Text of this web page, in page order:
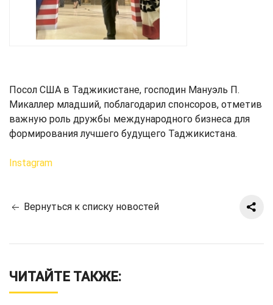
Посол США в Таджикистане, господин Мануэль П.
Микаллер младший, поблагодарил спонсоров, отметив
важную роль дружбы международного бизнеса для
формирования лучшего будущего Таджикистана.
Instagram
Вернуться к списку новостей
ЧИТАЙТЕ ТАКЖЕ: